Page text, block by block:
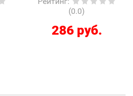
(0.0)
286 руб.